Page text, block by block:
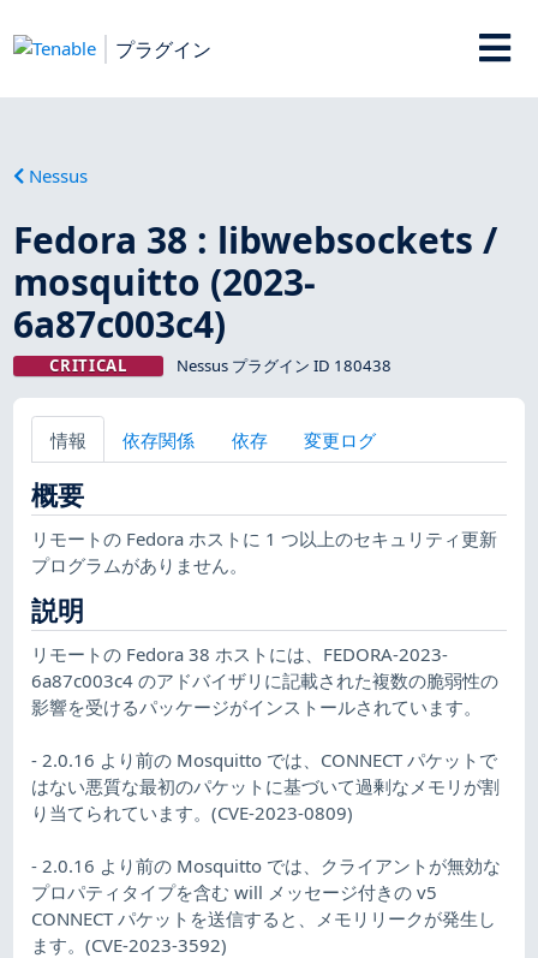
プラグイン
Nessus
Fedora 38 : libwebsockets /
mosquitto (2023-
6a87c003c4)
CRITICAL Nessus プラグイン ID 180438
情報 依存関係 依存 変更ログ
概要
リモートの Fedora ホストに 1 つ以上のセキュリティ更新
プログラムがありません。
説明
リモートの Fedora 38 ホストには、FEDORA-2023-
6a87c003c4 のアドバイザリに記載された複数の脆弱性の
影響を受けるパッケージがインストールされています。
- 2.0.16 より前の Mosquitto では、CONNECT パケットで
はない悪質な最初のパケットに基づいて過剰なメモリが割
り当てられています。(CVE-2023-0809)
- 2.0.16 より前の Mosquitto では、クライアントが無効な
プロパティタイプを含む will メッセージ付きの v5
CONNECT パケットを送信すると、メモリリークが発生し
ます。(CVE-2023-3592)